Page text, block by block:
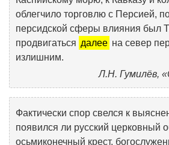
облегчило торговлю с Персией,
персидской сферы влияния был
продвигаться далее на север
излишним.
Л.Н. Гумилёв,
Фактически спор свелся к
появился ли русский церковный
осьмиконечный крест,